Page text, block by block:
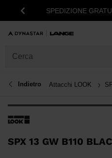
IndietroSPEDIZIONE
Indietro Attacchi LOOK
SPX 13 GW B110